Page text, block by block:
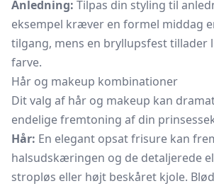
Anledning: Tilpas din styling til
eksempel kræver en formel middag
tilgang, mens en bryllupsfest tillader
farve.
Hår og makeup kombinationer
Dit valg af hår og makeup kan
endelige fremtoning af din
Hår: En elegant opsat frisure kan
halsudskæringen og de detaljerede
stropløs eller højt beskåret kjole.